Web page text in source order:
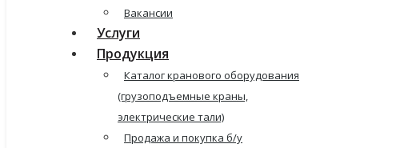
Вакансии
Услуги
Продукция
Каталог кранового оборудования
(грузоподъемные краны,
электрические тали)
Продажа и покупка б/у